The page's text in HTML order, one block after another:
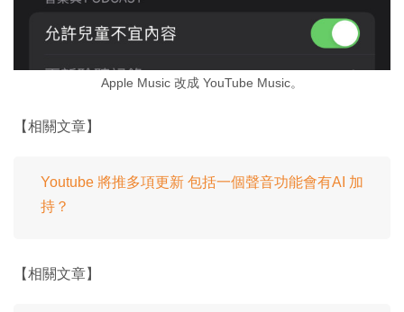
Apple Music 改成 YouTube Music。
【相關文章】
Youtube 將推多項更新 包括一個聲音功能會有AI 加
持？
【相關文章】